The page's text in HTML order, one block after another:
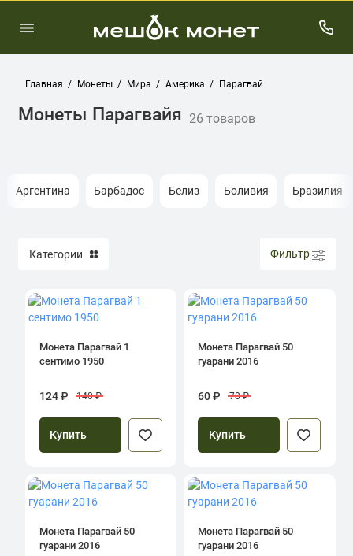
Главная Монеты Мира Америка Парагвай
Монеты Парагвайя 26 товаров
Аргентина Барбадос Белиз Боливия Бразилия
Категории Фильтр
Монета Парагвай 1
сентимо 1950
124 ₽ 140 ₽
Купить
Монета Парагвай 50
гуарани 2016
60 ₽ 78 ₽
Купить
Монета Парагвай 50
гуарани 2016
Монета Парагвай 50
гуарани 2016